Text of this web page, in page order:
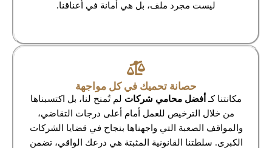
ليست مجرد ملف، بل هي أمانة في أعناقنا.
حصانة تحميك في كل مواجهة
مكانتنا كـ أفضل محامي شركات لم تُمنح لنا، بل اكتسبناها
من خلال الترخيص للعمل أمام أعلى درجات التقاضي،
والمواقف الصعبة التي واجهناها بنجاح في قضايا الشركات
الكبرى. سلطتنا القانونية المثبتة هي درعك الواقي، تضمن